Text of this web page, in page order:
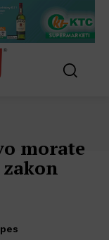
morate